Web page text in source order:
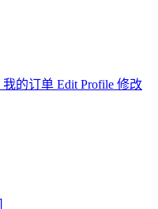
我的订单 Edit Profile 修改